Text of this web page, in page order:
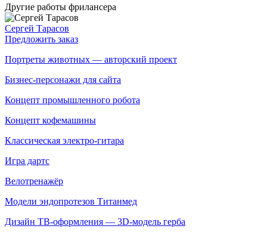
Другие работы фрилансера
Сергей Тарасов
Предложить заказ
Портреты животных — авторский проект
Бизнес-персонажи для сайта
Концепт промышленного робота
Концепт кофемашины
Классическая электро-гитара
Игра дартс
Велотренажёр
Модели эндопротезов Титанмед
Дизайн ТВ-оформления — 3D-модель герба